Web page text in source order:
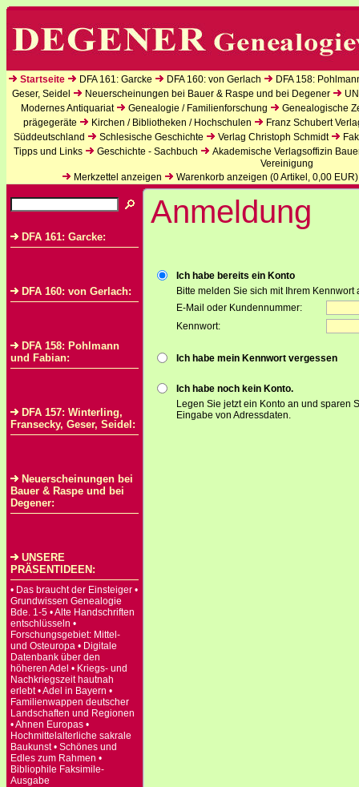
Startseite DFA 161: Garcke DFA 160: von Gerlach
DFA 158:
Geser, Seidel
Neuerscheinungen bei Bauer & Raspe und bei Degener
Modernes Antiquariat
Genealogie / Familienforschung
Genealogische
prägegeräte
Kirchen / Bibliotheken / Hochschulen
Franz Schubert
Süddeutschland
Schlesische Geschichte Verlag Christoph Schmidt
Tipps und Links
Geschichte - Sachbuch
Akademische Verlagsoffizin
Vereinigung
Merkzettel anzeigen
Warenkorb anzeigen (0Artikel, 0,00 EUR)
DFA 161: Garcke:
DFA 160: von Gerlach:
DFA 158: Pohlmann
und Fabian:
DFA 157: Winterling,
Fransecky, Geser, Seidel:
Neuerscheinungen bei
Bauer & Raspe und bei
Degener:
UNSERE
PRÄSENTIDEEN:
• Das braucht der Einsteiger •
Grundwissen Genealogie
Bde. 1-5 • Alte Handschriften
entschlüsseln •
Forschungsgebiet: Mittel-
und Osteuropa • Digitale
Datenbank über den
höheren Adel • Kriegs- und
Nachkriegszeit hautnah
erlebt • Adel in Bayern •
Familienwappen deutscher
Landschaften und Regionen
• Ahnen Europas •
Hochmittelalterliche sakrale
Baukunst • Schönes und
Edles zum Rahmen •
Bibliophile Faksimile-
Ausgabe
Anmeldung
Ich habe bereits ein Konto
Bitte melden Sie sich mit Ihrem Kennwort
E-Mail oder Kundennummer:
Kennwort:
Ich habe mein Kennwort vergessen
Ich habe noch kein Konto.
Legen Sie jetzt ein Konto an und sparen
Eingabe von Adressdaten.